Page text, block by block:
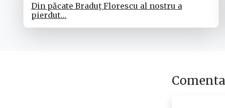
Din păcate Braduț Florescu al nostru a
pierdut…